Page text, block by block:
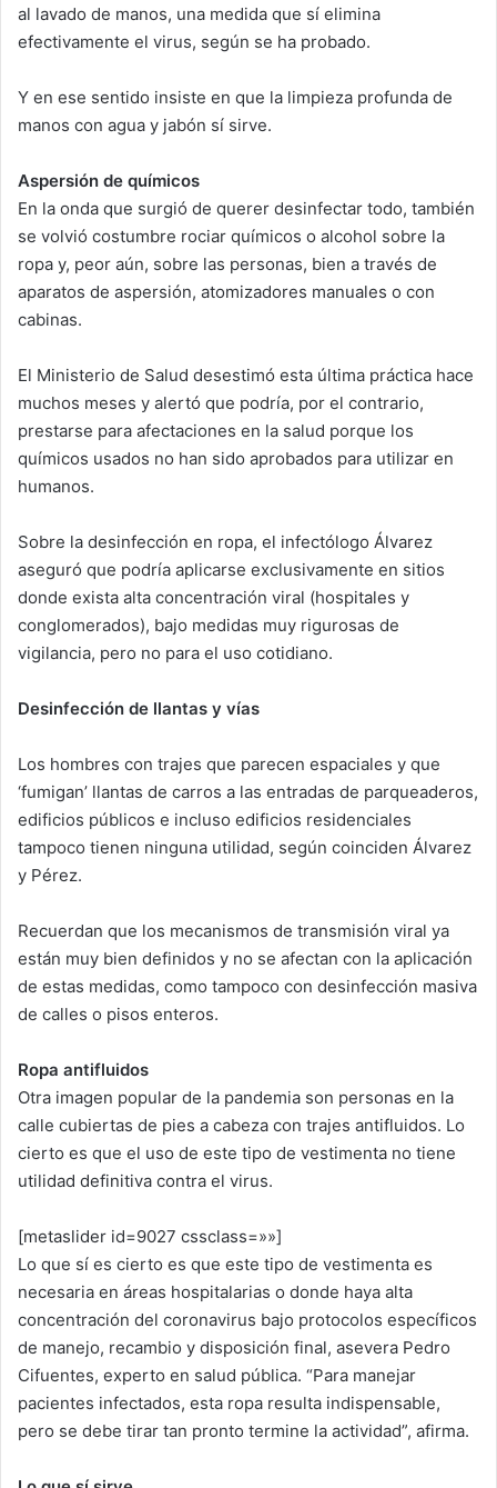
al lavado de manos, una medida que sí elimina
efectivamente el virus, según se ha probado.
Y en ese sentido insiste en que la limpieza profunda de
manos con agua y jabón sí sirve.
Aspersión de químicos
En la onda que surgió de querer desinfectar todo, también
se volvió costumbre rociar químicos o alcohol sobre la
ropa y, peor aún, sobre las personas, bien a través de
aparatos de aspersión, atomizadores manuales o con
cabinas.
El Ministerio de Salud desestimó esta última práctica hace
muchos meses y alertó que podría, por el contrario,
prestarse para afectaciones en la salud porque los
químicos usados no han sido aprobados para utilizar en
humanos.
Sobre la desinfección en ropa, el infectólogo Álvarez
aseguró que podría aplicarse exclusivamente en sitios
donde exista alta concentración viral (hospitales y
conglomerados), bajo medidas muy rigurosas de
vigilancia, pero no para el uso cotidiano.
Desinfección de llantas y vías
Los hombres con trajes que parecen espaciales y que
‘fumigan’ llantas de carros a las entradas de parqueaderos,
edificios públicos e incluso edificios residenciales
tampoco tienen ninguna utilidad, según coinciden Álvarez
y Pérez.
Recuerdan que los mecanismos de transmisión viral ya
están muy bien definidos y no se afectan con la aplicación
de estas medidas, como tampoco con desinfección masiva
de calles o pisos enteros.
Ropa antifluidos
Otra imagen popular de la pandemia son personas en la
calle cubiertas de pies a cabeza con trajes antifluidos. Lo
cierto es que el uso de este tipo de vestimenta no tiene
utilidad definitiva contra el virus.
[metaslider id=9027 cssclass=»»]
Lo que sí es cierto es que este tipo de vestimenta es
necesaria en áreas hospitalarias o donde haya alta
concentración del coronavirus bajo protocolos específicos
de manejo, recambio y disposición final, asevera Pedro
Cifuentes, experto en salud pública. “Para manejar
pacientes infectados, esta ropa resulta indispensable,
pero se debe tirar tan pronto termine la actividad”, afirma.